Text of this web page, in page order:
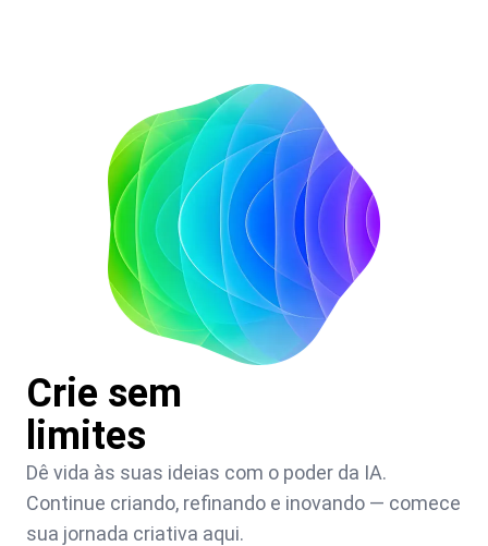
Crie sem
limites
Dê vida às suas ideias com o poder da IA.
Continue criando, refinando e inovando — comece
sua jornada criativa aqui.